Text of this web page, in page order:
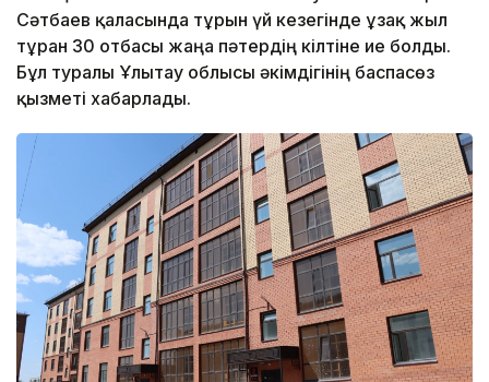
Сәтбаев қаласында тұрғын үй кезегінде ұзақ жыл
тұрған 30 отбасы жаңа пәтердің кілтіне ие болды.
Бұл туралы Ұлытау облысы әкімдігінің баспасөз
қызметі хабарлады.